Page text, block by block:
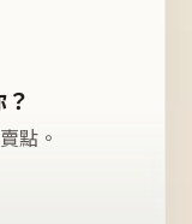
點。